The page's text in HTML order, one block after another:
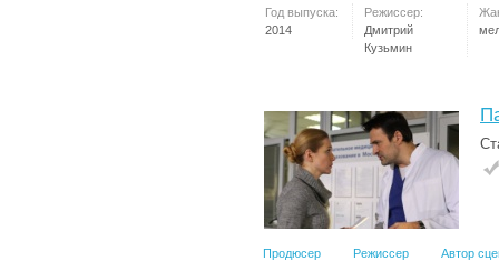
Год выпуска:
2014
Режиссер:
Дмитрий
Кузьмин
Продюсер Режиссер Автор